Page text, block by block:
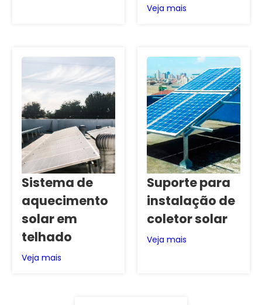
Veja mais
Sistema de
aquecimento
solar em
telhado
Veja mais
Suporte para
instalação de
coletor solar
Veja mais